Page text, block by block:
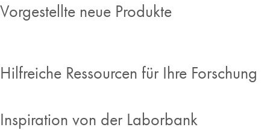
Vorgestellte neue Produkte
Hilfreiche Ressourcen für Ihre Forschung
Inspiration von der Laborbank